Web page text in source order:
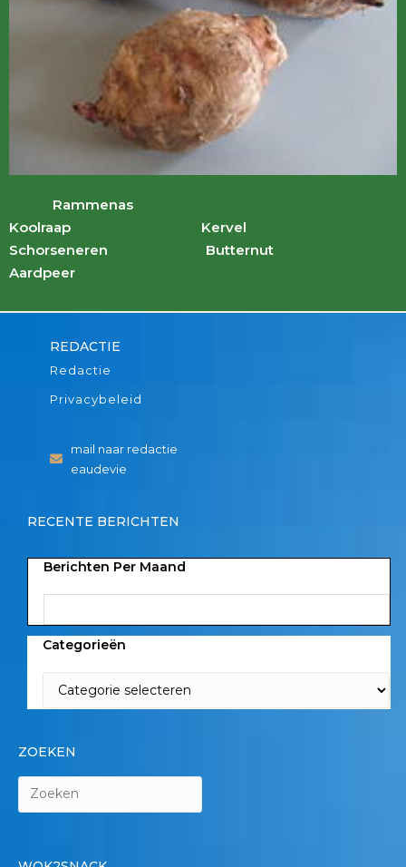
Rammenas
Koolraap Kervel
Schorseneren Butternut
Aardpeer
REDACTIE
Redactie
Privacybeleid
mail naar redactie
eaudevie
RECENTE BERICHTEN
Berichten Per Maand
Categorieën
ZOEKEN